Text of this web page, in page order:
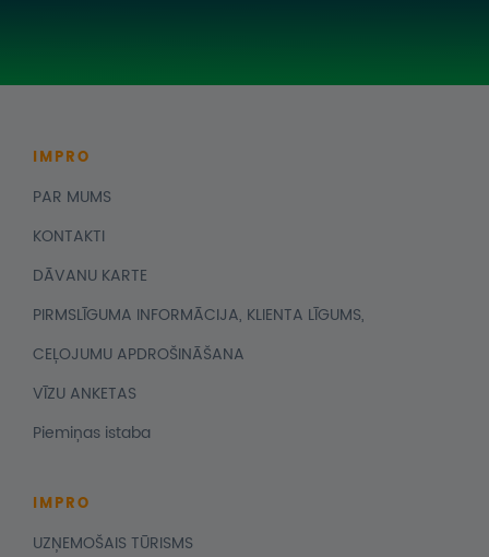
IMPRO
PAR MUMS
KONTAKTI
DĀVANU KARTE
PIRMSLĪGUMA INFORMĀCIJA, KLIENTA LĪGUMS,
CEĻOJUMU APDROŠINĀŠANA
VĪZU ANKETAS
Piemiņas istaba
IMPRO
UZŅEMOŠAIS TŪRISMS